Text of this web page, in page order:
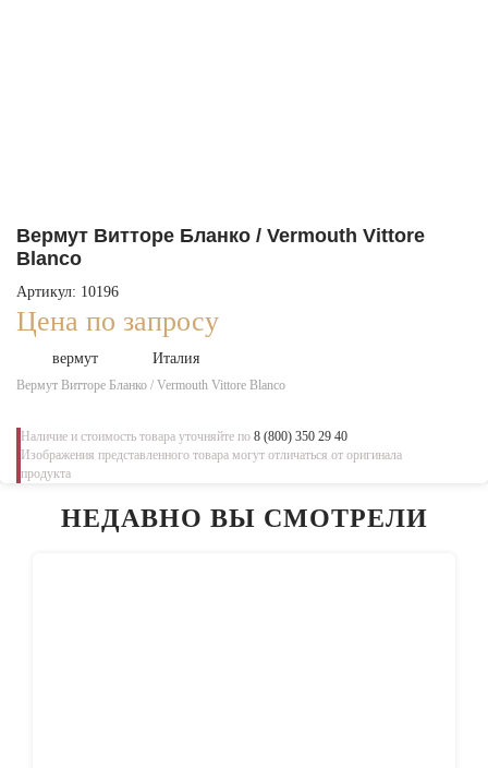
Вермут Витторе Бланко / Vermouth Vittore
Blanco
Артикул: 10196
Цена по запросу
вермут Италия
Вермут Витторе Бланко / Vermouth Vittore Blanco
Наличие и стоимость товара уточняйте по 8 (800) 350 29 40
Изображения представленного товара могут отличаться от оригинала
продукта
НЕДАВНО ВЫ СМОТРЕЛИ